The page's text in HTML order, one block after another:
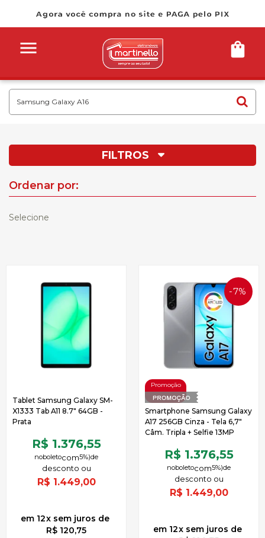
FILTROS
Ordenar por:
Selecione
Tablet Samsung Galaxy SM-
X1333 Tab A11 8.7" 64GB -
Prata
R$ 1.376,55
de
5%)
noboleto
R$ 1.449,00
12x
de
R$ 120,75
sem juros
7%
Smartphone Samsung Galaxy
A17 256GB Cinza - Tela 6,7"
Câm. Tripla + Selfie 13MP
R$ 1.376,55
de
5%)
noboleto
R$ 1.449,00
12x
de
sem juros